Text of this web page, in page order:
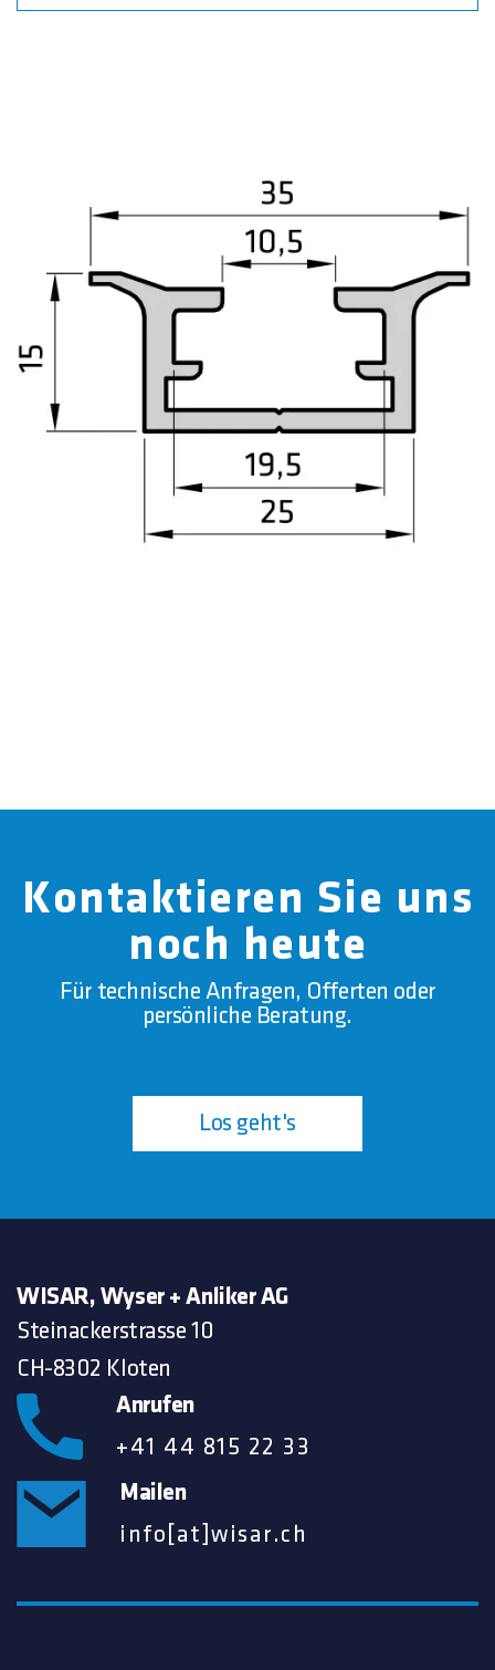
Kontaktieren Sie uns
noch heute
Für technische Anfragen, Offerten oder
persönliche Beratung.
Los geht's
WISAR, Wyser + Anliker AG
Steinackerstrasse 10
CH-8302 Kloten
Anrufen
+41 44 815 22 33
Mailen
info[at]wisar.ch